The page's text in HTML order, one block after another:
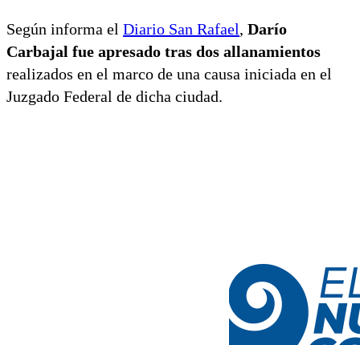
Según informa el Diario San Rafael, Darío
Carbajal fue apresado tras dos allanamientos
realizados en el marco de una causa iniciada en el
Juzgado Federal de dicha ciudad.